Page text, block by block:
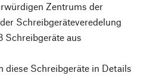
Zentrums der
Schreibgeräteveredelung
Schreibgeräte aus
diese Schreibgeräte in Details